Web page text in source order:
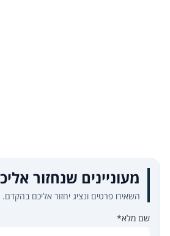
מעוניינים שנחזור
השאירו פרטים ונציג יחזור אליכם בהקדם.
שם מלא*